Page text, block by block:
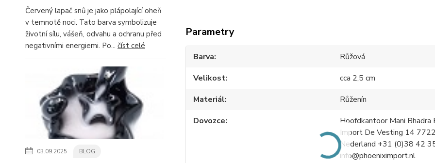
Červený lapač snů je jako plápolající oheň
v temnotě noci. Tato barva symbolizuje
životní sílu, vášeň, odvahu a ochranu před
negativními energiemi. Po... číst celé
03.09.2025 BLOG
Parametry
Barva
Růžová
Velikost
cca 2,5 cm
Materiál
Růženín
Dovozce
Hoofdkantoor Mani Bhadra
Import De Vesting 14
Nederland +31 (0)38 42
info@phoeniximport.nl